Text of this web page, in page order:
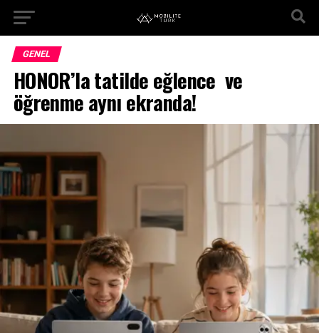
GENEL
HONOR’la tatilde eğlence ve
öğrenme aynı ekranda!